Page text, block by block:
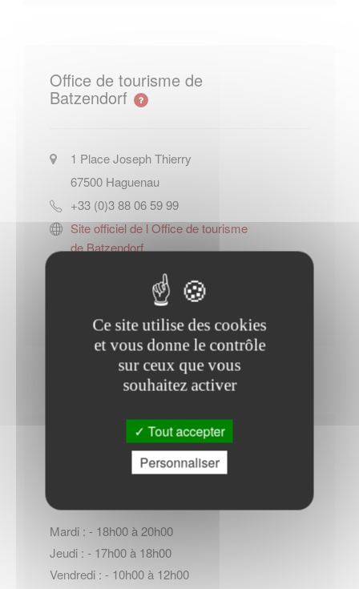
Office de tourisme de
Batzendorf
1 Place Joseph Thierry
67500 Haguenau
+33 (0)3 88 06 59 99
Site officiel de l Office de tourisme
de Batzendorf
Contacter l'office de tourisme
Horaires Mairie
Mardi : - 18h00 à 20h00
Jeudi : - 17h00 à 18h00
Vendredi : - 10h00 à 12h00
Ce site utilise des cookies
et vous donne le contrôle
sur ceux que vous
souhaitez activer
Tout accepter
Personnaliser